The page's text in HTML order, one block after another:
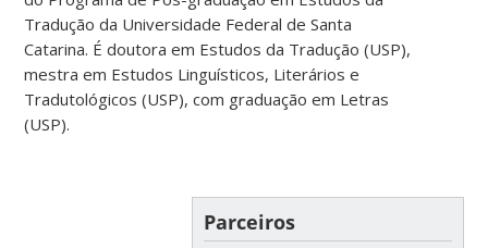
Tradução da Universidade Federal de Santa
Catarina. É doutora em Estudos da Tradução (USP),
mestra em Estudos Linguísticos, Literários e
Tradutológicos (USP), com graduação em Letras
(USP).
Parceiros